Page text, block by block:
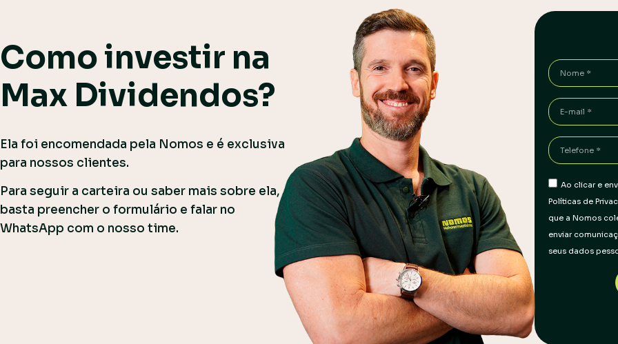
Como investir na
Max Dividendos?
Ela foi encomendada pela Nomos e é exclusiva
para nossos clientes.
Para seguir a carteira ou saber mais sobre ela,
basta preencher o formulário e falar no
WhatsApp com o nosso time.
Ao clicar e
Políticas de
que a Nomos
enviar
seus dados